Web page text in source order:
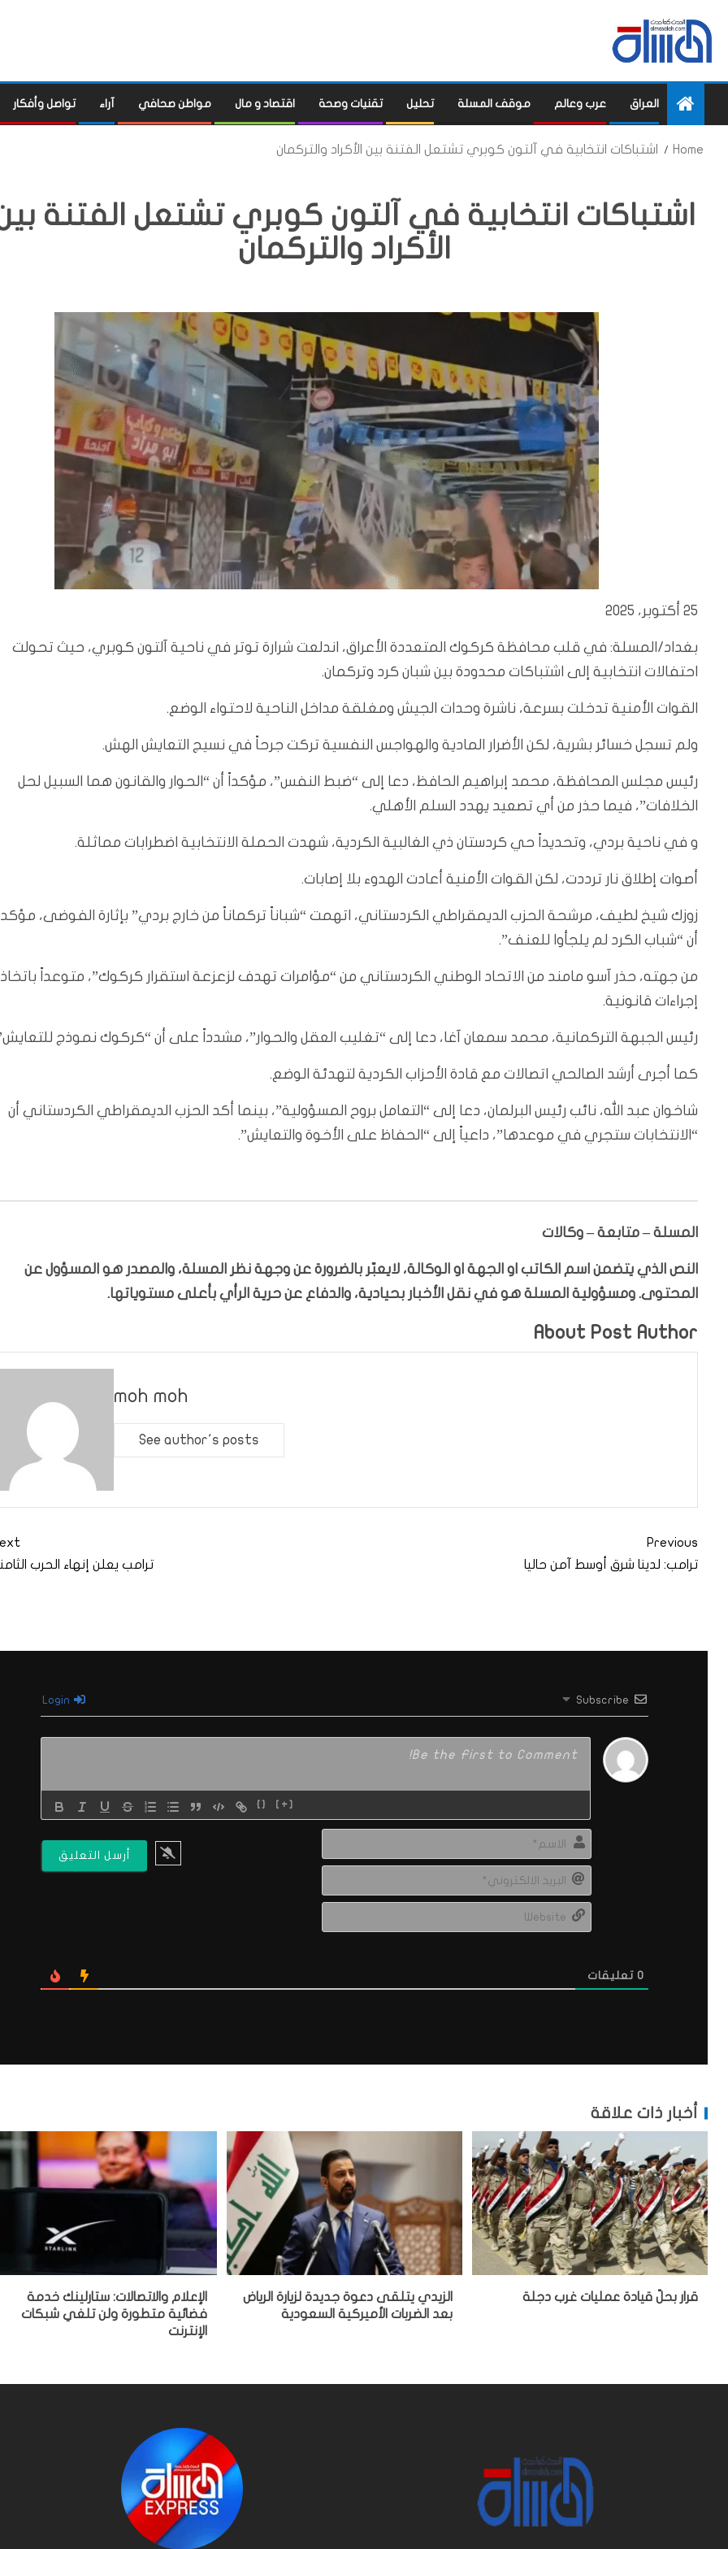
العراق عرب وعالم موقف المسلة تحليل تقنيات وصحة اقتصاد و مال مواطن صحافي آراء تواصل وأفكار
Home اشتباكات انتخابية في آلتون كوبري تشتعل الفتنة بين الأكراد والتركمان
اشتباكات انتخابية في آلتون كوبري تشتعل الفتنة
الأكراد والتركمان
25 أكتوبر، 2025
بغداد/المسلة: في قلب محافظة كركوك المتعددة الأعراق، اندلعت شرارة توتر في ناحية آلتون كوبري، حيث تحولت
احتفالات انتخابية إلى اشتباكات محدودة بين شبان كرد وتركمان.
القوات الأمنية تدخلت بسرعة، ناشرة وحدات الجيش ومغلقة مداخل الناحية لاحتواء الوضع.
ولم تسجل خسائر بشرية، لكن الأضرار المادية والهواجس النفسية تركت جرحاً في نسيج التعايش الهش.
رئيس مجلس المحافظة، محمد إبراهيم الحافظ، دعا إلى “ضبط النفس”، مؤكداً أن “الحوار والقانون هما السبيل لحل
الخلافات”، فيما حذر من أي تصعيد يهدد السلم الأهلي.
و في ناحية بردي، وتحديداً حي كردستان ذي الغالبية الكردية، شهدت الحملة الانتخابية اضطرابات مماثلة.
أصوات إطلاق نار ترددت، لكن القوات الأمنية أعادت الهدوء بلا إصابات.
زوزك شيخ لطيف، مرشحة الحزب الديمقراطي الكردستاني، اتهمت “شباناً تركماناً من خارج بردي” بإثارة الفوضى،
أن “شباب الكرد لم يلجأوا للعنف”.
من جهته، حذر آسو مامند من الاتحاد الوطني الكردستاني من “مؤامرات تهدف لزعزعة استقرار كركوك”، متوعداً باتخاذ
إجراءات قانونية.
رئيس الجبهة التركمانية، محمد سمعان آغا، دعا إلى “تغليب العقل والحوار”، مشدداً على أن “كركوك نموذج
كما أجرى أرشد الصالحي اتصالات مع قادة الأحزاب الكردية لتهدئة الوضع.
شاخوان عبد الله، نائب رئيس البرلمان، دعا إلى “التعامل بروح المسؤولية”، بينما أكد الحزب الديمقراطي الكردستاني أن
“الانتخابات ستجري في موعدها”، داعياً إلى “الحفاظ على الأخوة والتعايش”.
المسلة – متابعة – وكالات
النص الذي يتضمن اسم الكاتب او الجهة او الوكالة، لايعبّر بالضرورة عن وجهة نظر المسلة، والمصدر هو المسؤول عن
المحتوى. ومسؤولية المسلة هو في نقل الأخبار بحيادية، والدفاع عن حرية الرأي بأعلى مستوياتها.
About Post Author
moh moh
See author's posts
Previous
ترامب: لدينا شرق أوسط آمن حاليا
ترامب يعلن إنهاء الحرب
Subscribe
{} [+]
0 تعليقات
أخبار ذات علاقة
قرار بحلّ قيادة عمليات غرب دجلة
الزيدي يتلقى دعوة جديدة لزيارة الرياض
بعد الضربات الأميركية السعودية
الإعلام والاتصالات: ستارلينك خدمة
فضائية متطورة ولن تلغي شبكات
الإنترنت